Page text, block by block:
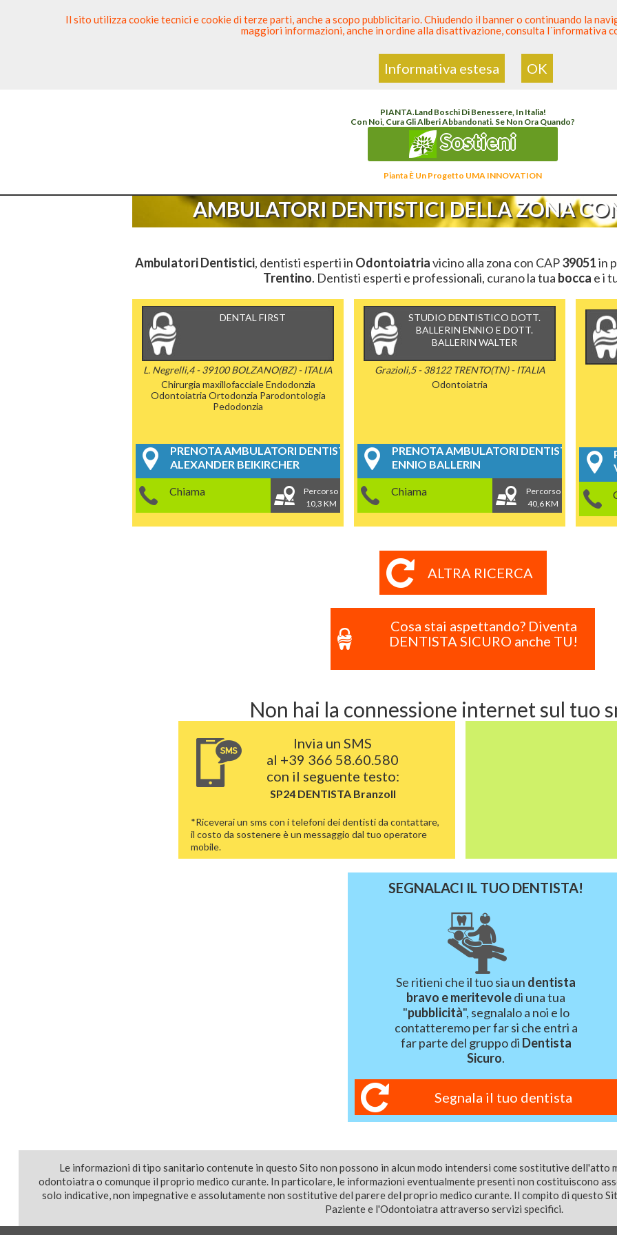
Elenco Dentista Sicuro>Odontoiatria>Ambulatori Dentistici>Trentino
PIANTA.LandBoschi Di Benessere, In Italia!
Con Noi, Cura Gli Alberi Abbandonati. Se Non Ora Quando?
Sostieni
Pianta È Un Progetto UMA INNOVATION
AMBULATORI DENTISTICI DELLA ZONA
Ambulatori Dentistici, dentisti esperti in Odontoiatriavicino alla zona con CAP39051in
Trentino. Dentisti esperti e professionali, curano la tua bocca e i
DENTAL FIRST
L. Negrelli,4 - 39100 BOLZANO(BZ) - ITALIA
Chirurgia maxillofacciale Endodonzia
Odontoiatria Ortodonzia Parodontologia
Pedodonzia
PRENOTA AMBULATORI DENTISTICI
ALEXANDER BEIKIRCHER
Chiama
Percorso
10,3 KM
STUDIO DENTISTICO DOTT.
BALLERIN ENNIO E DOTT.
BALLERIN WALTER
Grazioli,5 - 38122 TRENTO(TN) - ITALIA
Odontoiatria
PRENOTA AMBULATORI DENTISTICI
ENNIO BALLERIN
Chiama
Percorso
40,6 KM
ALTRA RICERCA
Cosa stai aspettando? Diventa
DENTISTA SICURO anche TU!
Non hai la connessione internet sul tuo
Invia un SMS
al +39 366 58.60.580
con il seguente testo:
SP24 DENTISTA Branzoll
*Riceverai un sms con i telefoni dei dentisti da contattare,
il costo da sostenere è un messaggio dal tuo operatore
mobile.
SEGNALACI IL TUO DENTISTA!
Se ritieni che il tuo sia un dentista
bravo e meritevoledi una tua
"pubblicità", segnalalo a noi e lo
contatteremo per far si che entri a
far parte del gruppo di Dentista
Sicuro.
Segnala il tuo dentista
Le informazioni di tipo sanitario contenute in questo Sito non possono in alcun modo intendersi come sostitutive dell'atto
odontoiatra o comunque il proprio medico curante. In particolare, le informazioni eventualmente presenti non costituiscono
solo indicative, non impegnative e assolutamente non sostitutive del parere del proprio medico curante. Il compito di questo
Paziente e l'Odontoiatra attraverso servizi specifici.
Il sito utilizza cookie tecnici e cookie di terze parti, anche a scopo pubblicitario. Chiudendo il banner o continuando la
maggiori informazioni, anche in ordine alla disattivazione, consulta l´informativa
Informativa estesa OK